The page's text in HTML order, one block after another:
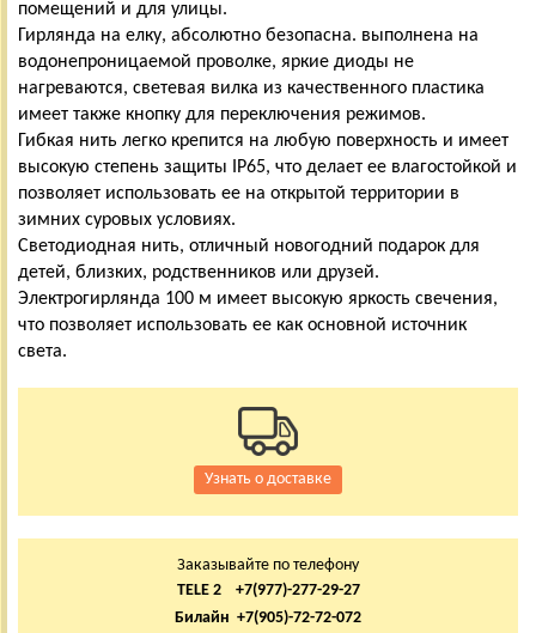
помещений и для улицы.
Гирлянда на елку, абсолютно безопасна. выполнена на
водонепроницаемой проволке, яркие диоды не
нагреваются, светевая вилка из качественного пластика
имеет также кнопку для переключения режимов.
Гибкая нить легко крепится на любую поверхность и имеет
высокую степень защиты IP65, что делает ее влагостойкой и
позволяет использовать ее на открытой территории в
зимних суровых условиях.
Светодиодная нить, отличный новогодний подарок для
детей, близких, родственников или друзей.
Электрогирлянда 100 м имеет высокую яркость свечения,
что позволяет использовать ее как основной источник
света.
Узнать о доставке
Заказывайте по телефону
TELE 2 +7(977)-277-29-27
Билайн +7(905)-72-72-072